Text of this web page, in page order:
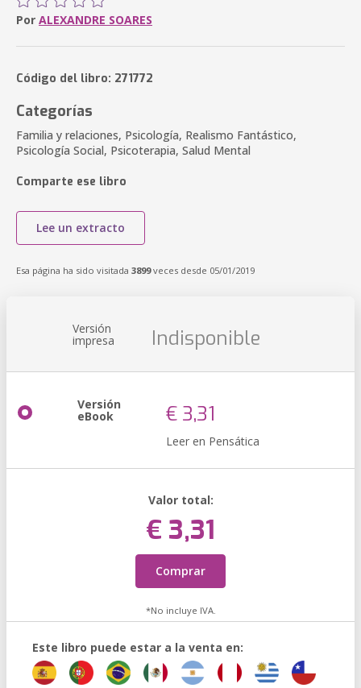
Por ALEXANDRE SOARES
Código del libro: 271772
Categorías
Familia y relaciones, Psicología, Realismo Fantástico,
Psicología Social, Psicoterapia, Salud Mental
Comparte ese libro
Lee un extracto
Esa página ha sido visitada 3899veces desde 05/01/2019
Versión
impresa Indisponible
Versión
eBook € 3,31
Leer en Pensática
Valor total:
€ 3,31
Comprar
*No incluye IVA.
Este libro puede estar a la venta en: